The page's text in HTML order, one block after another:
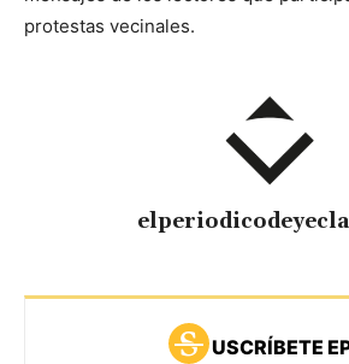
protestas vecinales.
USCRÍBETE